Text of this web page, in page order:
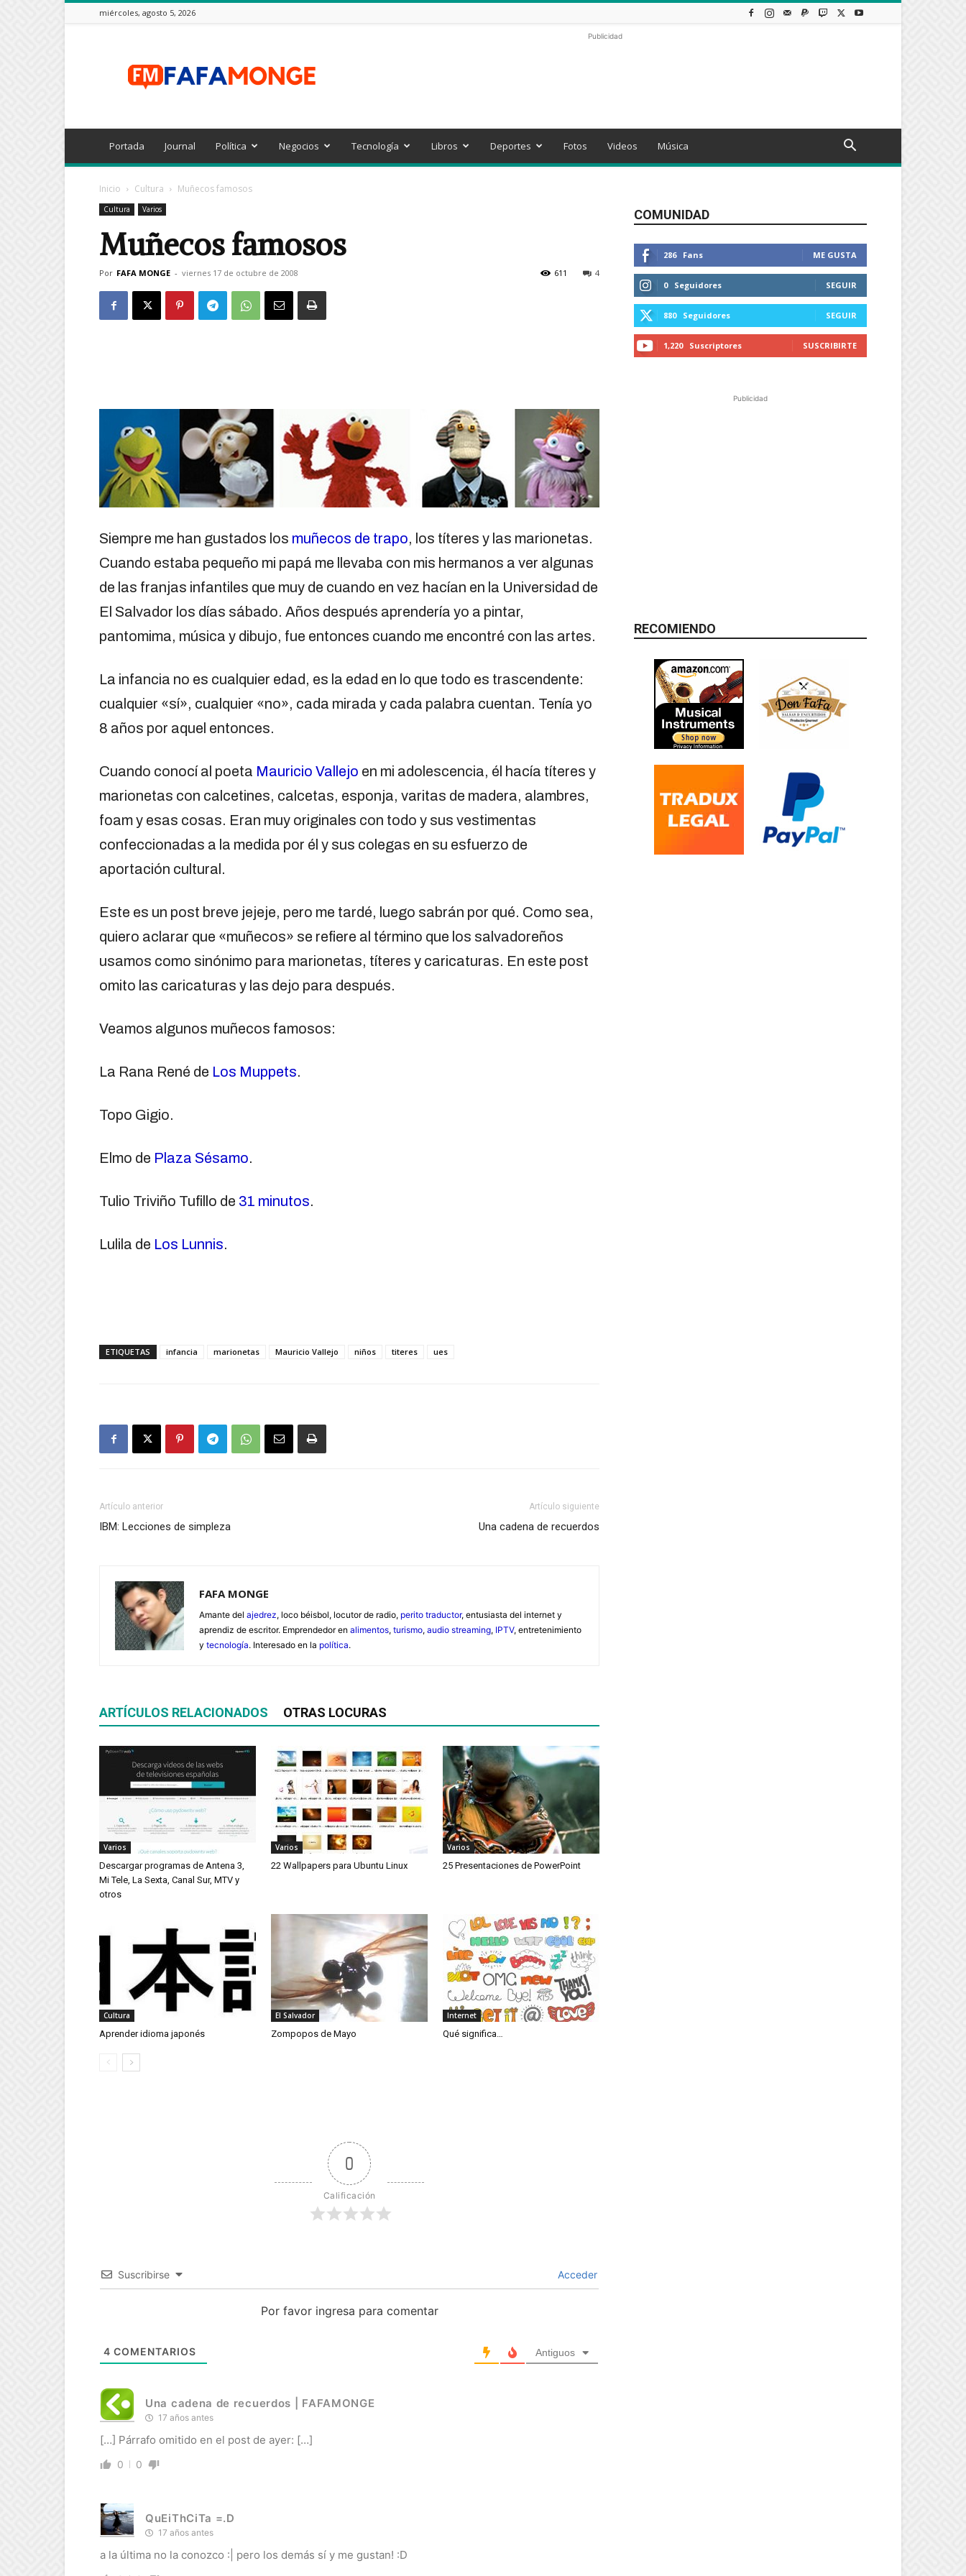
miércoles, agosto 5, 2026
Publicidad
Portada Journal Política Negocios Tecnología Libros Deportes Fotos Videos Música
Inicio Cultura Muñecos famosos
Cultura Varios
Muñecos famosos
Por FAFA MONGE - viernes 17 de octubre de 2008 4
611
Siempre me han gustados los muñecos de trapo, los títeres y las marionetas.
Cuando estaba pequeño mi papá me llevaba con mis hermanos a ver algunas
de las franjas infantiles que muy de cuando en vez hacían en la Universidad de
El Salvador los días sábado. Años después aprendería yo a pintar,
pantomima, música y dibujo, fue entonces cuando me encontré con las artes.
La infancia no es cualquier edad, es la edad en lo que todo es trascendente:
cualquier «sí», cualquier «no», cada mirada y cada palabra cuentan. Tenía yo
8 años por aquel entonces.
Cuando conocí al poeta Mauricio Vallejo en mi adolescencia, él hacía títeres y
marionetas con calcetines, calcetas, esponja, varitas de madera, alambres,
foam y esas cosas. Eran muy originales con todo y sus vestimentas
confeccionadas a la medida por él y sus colegas en su esfuerzo de
aportación cultural.
Este es un post breve jejeje, pero me tardé, luego sabrán por qué. Como sea,
quiero aclarar que «muñecos» se refiere al término que los salvadoreños
usamos como sinónimo para marionetas, títeres y caricaturas. En este post
omito las caricaturas y las dejo para después.
Veamos algunos muñecos famosos:
La Rana René de Los Muppets.
Topo Gigio.
Elmo de Plaza Sésamo.
Tulio Triviño Tufillo de 31 minutos.
Lulila de Los Lunnis.
ETIQUETAS infancia marionetas Mauricio Vallejo niños titeres ues
Artículo anterior
IBM: Lecciones de simpleza
Artículo siguiente
Una cadena de recuerdos
FAFA MONGE
Amante del ajedrez, loco béisbol, locutor de radio, perito traductor, entusiasta del internet y
aprendiz de escritor. Emprendedor en alimentos, turismo, audio streaming, IPTV, entretenimiento
y tecnología. Interesado en la política.
ARTÍCULOS RELACIONADOS OTRAS LOCURAS
Varios
Descargar programas de Antena 3,
Mi Tele, La Sexta, Canal Sur, MTV y
otros
Varios
22 Wallpapers para Ubuntu Linux
Varios
25 Presentaciones de PowerPoint
Cultura
Aprender idioma japonés
El Salvador
Zompopos de Mayo
Internet
Qué significa…
0
Calificación
Suscribirse Acceder
Por favor ingresa para comentar
4 COMENTARIOS Antiguos
Una cadena de recuerdos | FAFAMONGE
17 años antes
[…] Párrafo omitido en el post de ayer: […]
0 0
QuEiThCiTa =.D
17 años antes
a la última no la conozco :| pero los demás sí y me gustan! :D
COMUNIDAD
286 Fans ME GUSTA
0 Seguidores SEGUIR
880 Seguidores SEGUIR
1,220 Suscriptores SUSCRIBIRTE
Publicidad
RECOMIENDO